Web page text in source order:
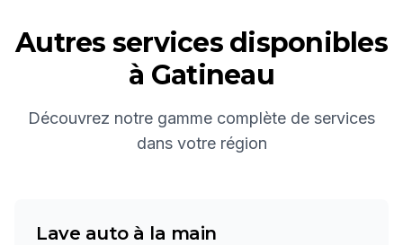
Autres services disponibles
à Gatineau
Découvrez notre gamme complète de services
dans votre région
Lave auto à la main